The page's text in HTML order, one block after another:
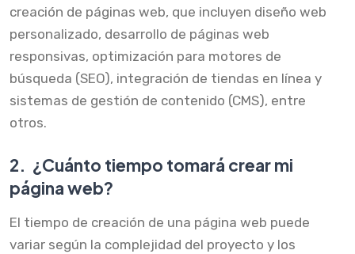
creación de páginas web, que incluyen diseño web
personalizado, desarrollo de páginas web
responsivas, optimización para motores de
búsqueda (SEO), integración de tiendas en línea y
sistemas de gestión de contenido (CMS), entre
otros.
2. ¿Cuánto tiempo tomará crear mi
página web?
El tiempo de creación de una página web puede
variar según la complejidad del proyecto y los